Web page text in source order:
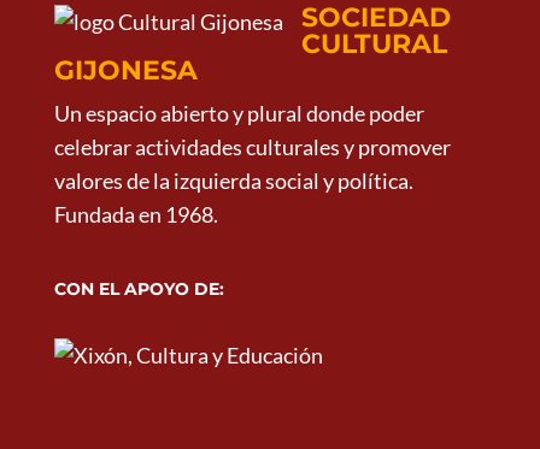
SOCIEDAD
CULTURAL
GIJONESA
Un espacio abierto y plural donde poder
celebrar actividades culturales y promover
valores de la izquierda social y política.
Fundada en 1968.
CON EL APOYO DE: